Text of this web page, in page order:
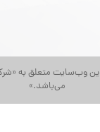
وب‌سایت متعلق به
می‌باشد.»